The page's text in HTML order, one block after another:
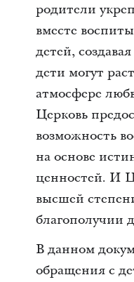
родители
вместе
детей,
дети могут
атмосфере
Церковь
возможность
на основе
ценностей. И
высшей
благополучии
В данном
обращения с